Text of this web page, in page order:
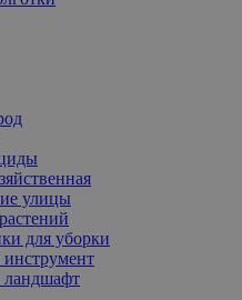
улицы
для уборки